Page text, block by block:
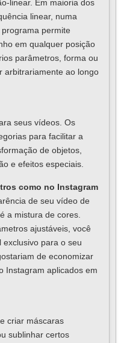
linear. Em maioria dos
linear, numa
permite
em qualquer posição
parâmetros, forma ou
arbitrariamente ao longo
seus vídeos. Os
para facilitar a
de objetos,
e efeitos especiais.
como no Instagram
de seu vídeo de
a mistura de cores.
ajustáveis, você
exclusivo para o seu
de economizar
Instagram aplicados em
criar máscaras
sublinhar certos